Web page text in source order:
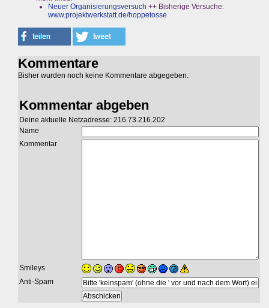
Neuer Organisierungsversuch ++ Bisherige Versuche:
www.projektwerkstatt.de/hoppetosse
Kommentare
Bisher wurden noch keine Kommentare abgegeben.
Kommentar abgeben
Deine aktuelle Netzadresse: 216.73.216.202
Name
Kommentar
Smileys
Anti-Spam